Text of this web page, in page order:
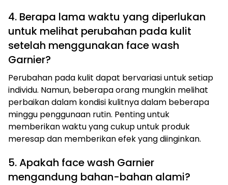
4. Berapa lama waktu yang diperlukan
untuk melihat perubahan pada kulit
setelah menggunakan face wash
Garnier?
Perubahan pada kulit dapat bervariasi untuk setiap
individu. Namun, beberapa orang mungkin melihat
perbaikan dalam kondisi kulitnya dalam beberapa
minggu penggunaan rutin. Penting untuk
memberikan waktu yang cukup untuk produk
meresap dan memberikan efek yang diinginkan.
5. Apakah face wash Garnier
mengandung bahan-bahan alami?